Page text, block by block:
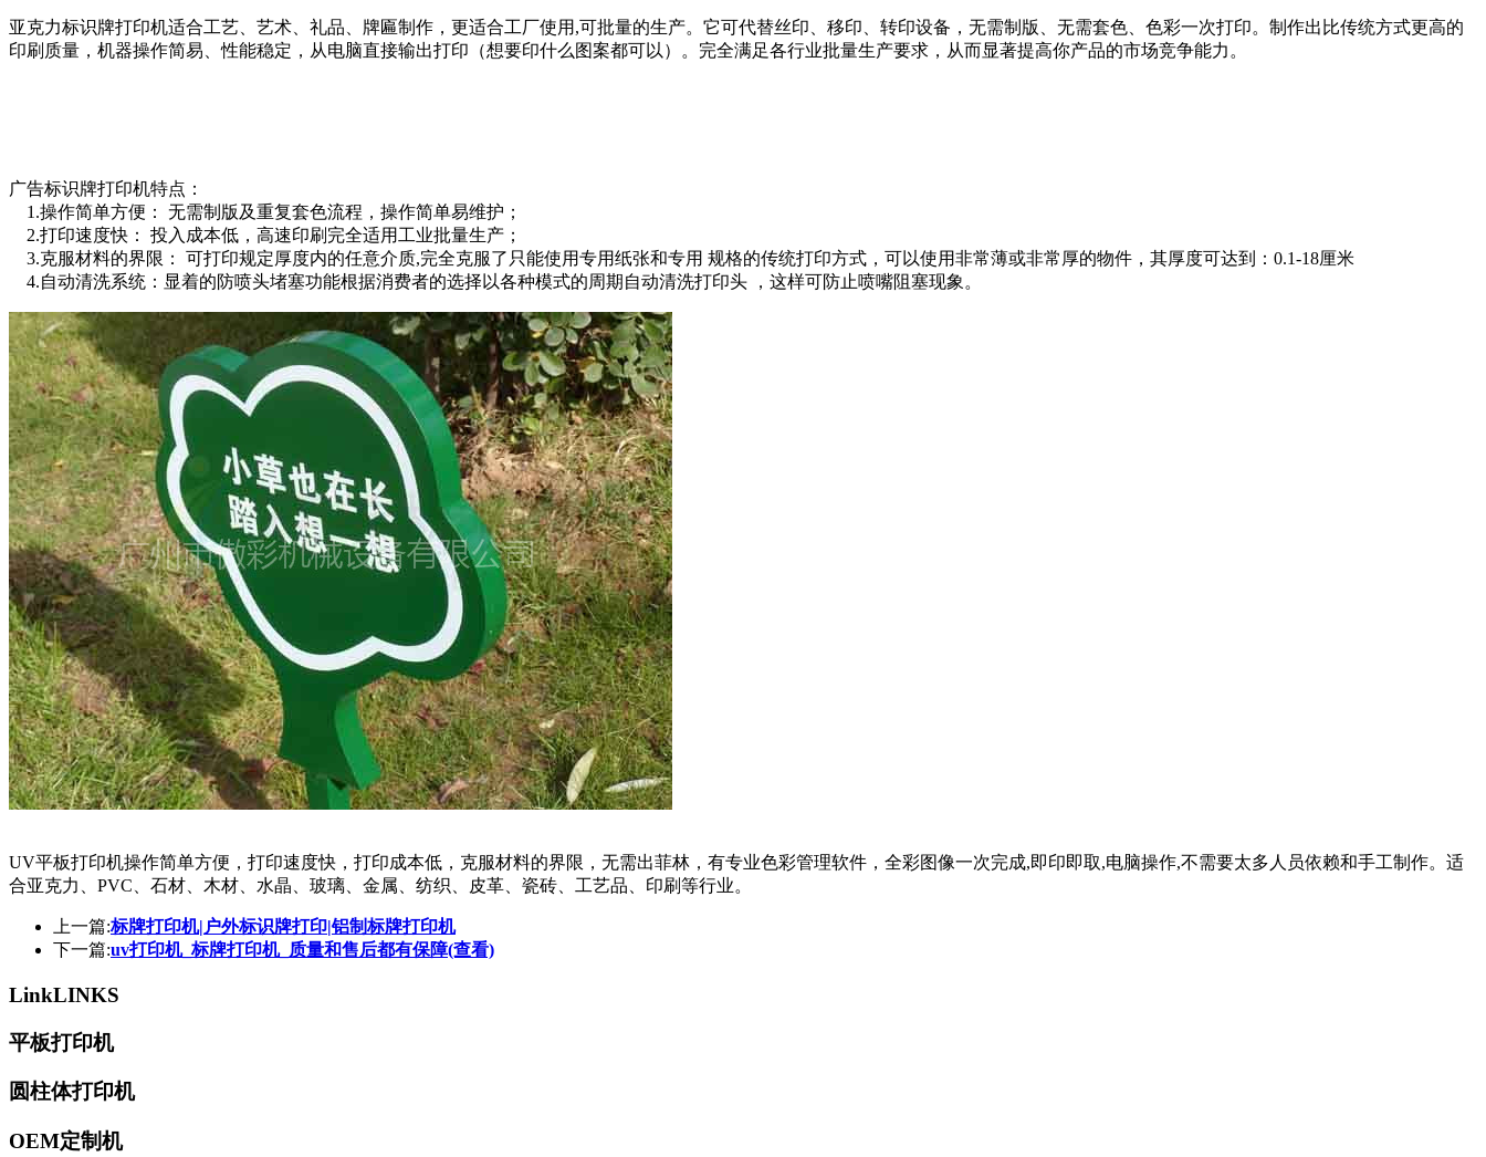
亚克力标识牌打印机适合工艺、艺术、礼品、牌匾制作，更适合工厂使用,可批量的生产。它可代替丝印、移印、转印设备，无需制版、无需套色、色彩一次打印。制作出比传统方式更高的
印刷质量，机器操作简易、性能稳定，从电脑直接输出打印（想要印什么图案都可以）。完全满足各行业批量生产要求，从而显著提高你产品的市场竞争能力。
广告标识牌打印机特点：
1.操作简单方便： 无需制版及重复套色流程，操作简单易维护；
2.打印速度快： 投入成本低，高速印刷完全适用工业批量生产；
3.克服材料的界限： 可打印规定厚度内的任意介质,完全克服了只能使用专用纸张和专用 规格的传统打印方式，可以使用非常薄或非常厚的物件，其厚度可达到：0.1-18厘米
4.自动清洗系统：显着的防喷头堵塞功能根据消费者的选择以各种模式的周期自动清洗打印头 ，这样可防止喷嘴阻塞现象。
UV平板打印机操作简单方便，打印速度快，打印成本低，克服材料的界限，无需出菲林，有专业色彩管理软件，全彩图像一次完成,即印即取,电脑操作,不需要太多人员依赖和手工制作。适
合亚克力、PVC、石材、木材、水晶、玻璃、金属、纺织、皮革、瓷砖、工艺品、印刷等行业。
上一篇:标牌打印机|户外标识牌打印|铝制标牌打印机
下一篇:uv打印机_标牌打印机_质量和售后都有保障(查看)
LinkLINKS
平板打印机
圆柱体打印机
OEM定制机